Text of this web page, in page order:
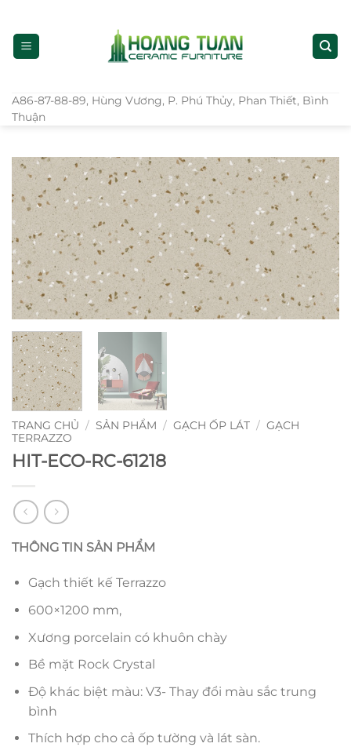
A86-87-88-89, Hùng Vương, P. Phú Thủy, Phan Thiết, Bình
Thuận
TRANG CHỦ / SẢN PHẨM / GẠCH ỐP LÁT / GẠCH
TERRAZZO
HIT-ECO-RC-61218
THÔNG TIN SẢN PHẨM
Gạch thiết kế Terrazzo
600×1200 mm,
Xương porcelain có khuôn chày
Bề mặt Rock Crystal
Độ khác biệt màu: V3- Thay đổi màu sắc trung
bình
Thích hợp cho cả ốp tường và lát sàn.